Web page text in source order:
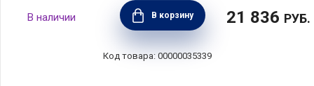
В корзину 21 836 РУБ.
00000035339